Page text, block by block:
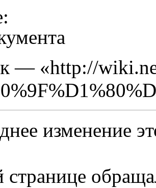
— «http://
изменение
странице